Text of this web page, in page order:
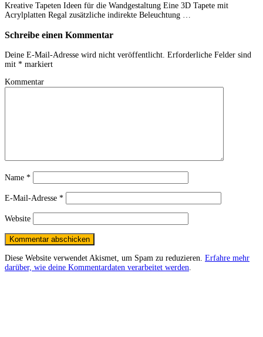
Kreative Tapeten Ideen für die Wandgestaltung Eine 3D Tapete mit
Acrylplatten Regal zusätzliche indirekte Beleuchtung …
Schreibe einen Kommentar
Deine E-Mail-Adresse wird nicht veröffentlicht. Erforderliche Felder sind
mit * markiert
Kommentar
Name *
E-Mail-Adresse *
Website
Diese Website verwendet Akismet, um Spam zu reduzieren. Erfahre mehr
darüber, wie deine Kommentardaten verarbeitet werden.